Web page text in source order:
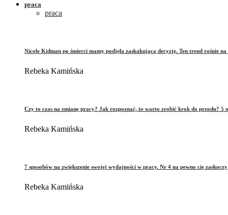
praca
praca
Nicole Kidman po śmierci mamy podjęła zaskakującą decyzję. Ten trend rośnie na
Rebeka Kamińska
Czy to czas na zmianę pracy? Jak rozpoznać, że warto zrobić krok do przodu? 5
Rebeka Kamińska
7 sposobów na zwiększenie swojej wydajności w pracy. Nr 4 na pewno cię zaskoczy
Rebeka Kamińska